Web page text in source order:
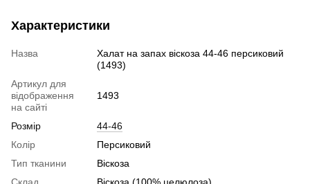
Характеристики
Назва
Халат на запах віскоза 44-46 персиковий
(1493)
Артикул для
відображення
на сайті
1493
Розмір
44-46
Колір
Персиковий
Тип тканини
Віскоза